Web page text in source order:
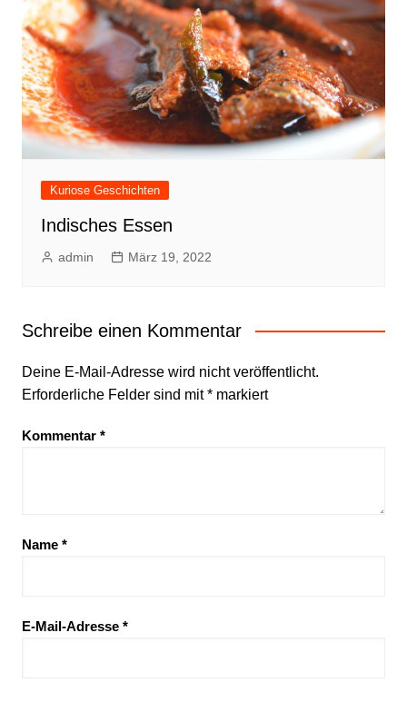
Kuriose Geschichten
Indisches Essen
admin März 19, 2022
Schreibe einen Kommentar
Deine E-Mail-Adresse wird nicht veröffentlicht.
Erforderliche Felder sind mit*markiert
Kommentar *
Name *
E-Mail-Adresse *